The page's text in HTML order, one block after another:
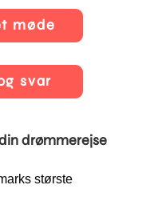
møde
svar
drømmerejse
største